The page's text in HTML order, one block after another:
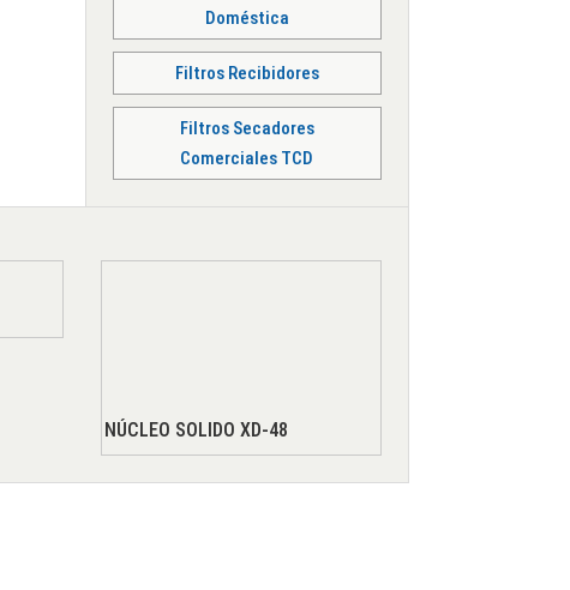
Doméstica
Filtros Recibidores
Filtros Secadores
Comerciales TCD
NÚCLEO SOLIDO XD-48